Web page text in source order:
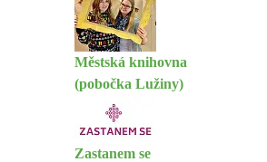
Městská knihovna
(pobočka Lužiny)
Zastanem se